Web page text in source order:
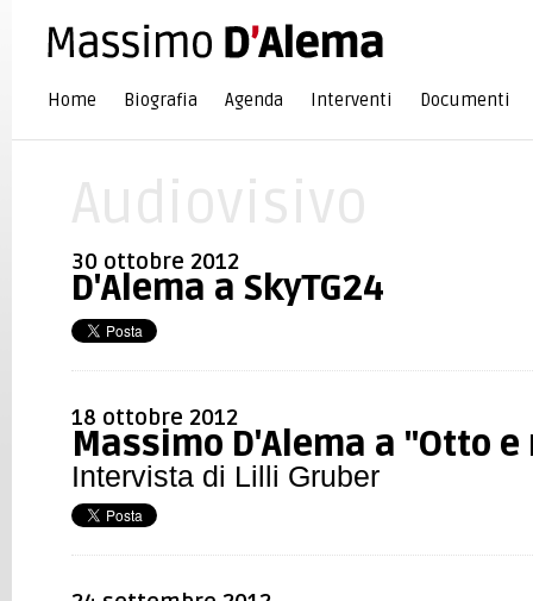
Home Biografia Agenda Interventi Documenti
30 ottobre 2012
D'Alema a SkyTG24
18 ottobre 2012
Massimo D'Alema a "Otto e
Intervista di Lilli Gruber